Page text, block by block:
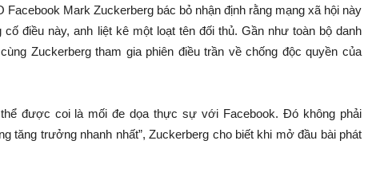
Facebook Mark Zuckerberg bác bỏ nhận định rằng mạng xã hội này
điều này, anh liệt kê một loạt tên đối thủ. Gần như toàn bộ danh
Zuckerberg tham gia phiên điều trần về chống độc quyền của
được coi là mối đe dọa thực sự với Facebook. Đó không phải
tăng trưởng nhanh nhất”, Zuckerberg cho biết khi mở đầu bài phát